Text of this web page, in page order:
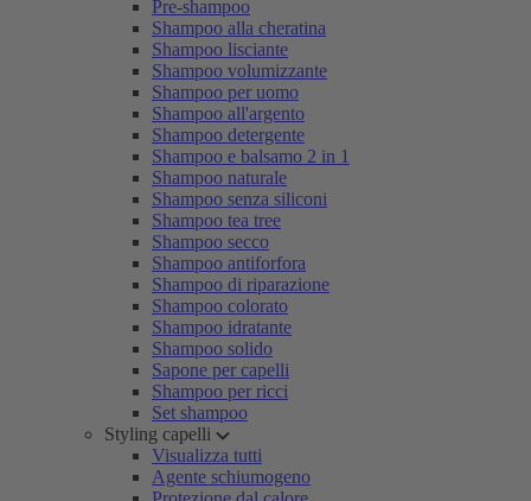
Pre-shampoo
Shampoo alla cheratina
Shampoo lisciante
Shampoo volumizzante
Shampoo per uomo
Shampoo all'argento
Shampoo detergente
Shampoo e balsamo 2 in 1
Shampoo naturale
Shampoo senza siliconi
Shampoo tea tree
Shampoo secco
Shampoo antiforfora
Shampoo di riparazione
Shampoo colorato
Shampoo idratante
Shampoo solido
Sapone per capelli
Shampoo per ricci
Set shampoo
Styling capelli
Visualizza tutti
Agente schiumogeno